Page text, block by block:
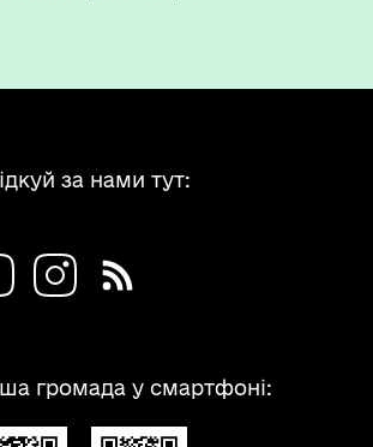
за нами тут:
громада у смартфоні: